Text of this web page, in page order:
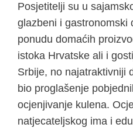
Posjetitelji su u
glazbeni i gastronomski
ponudu domaćih
istoka Hrvatske ali i
Srbije, no najatraktivniji
bio proglašenje
ocjenjivanje kulena.
natjecateljskog ima i